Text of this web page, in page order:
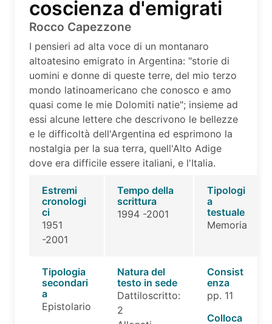
coscienza d'emigrati
Rocco Capezzone
I pensieri ad alta voce di un montanaro
altoatesino emigrato in Argentina: "storie di
uomini e donne di queste terre, del mio terzo
mondo latinoamericano che conosco e amo
quasi come le mie Dolomiti natie"; insieme ad
essi alcune lettere che descrivono le bellezze
e le difficoltà dell'Argentina ed esprimono la
nostalgia per la sua terra, quell'Alto Adige
dove era difficile essere italiani, e l'Italia.
Estremi
cronologi
ci
1951
-2001
Tempo della
scrittura
1994 -2001
Tipologi
a
testuale
Memoria
Tipologia
secondari
a
Epistolario
Natura del
testo in sede
Dattiloscritto:
2
Consist
enza
pp. 11
Colloca